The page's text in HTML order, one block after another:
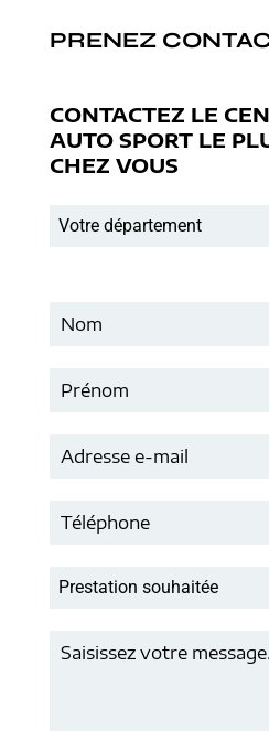
PRENEZ
CONTACTEZ LE
AUTO SPORT LE
CHEZ VOUS
Votre département
Prestation souhaitée